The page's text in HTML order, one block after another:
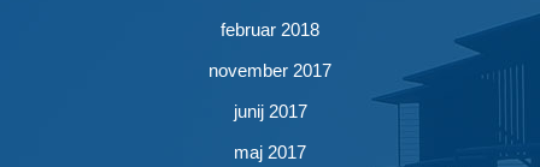
februar 2018
november 2017
junij 2017
maj 2017